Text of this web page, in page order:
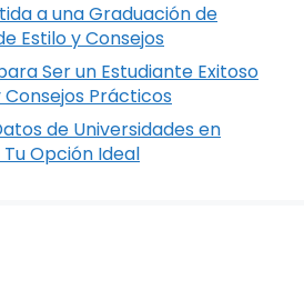
a una Graduación de
Estilo y Consejos
Ser un Estudiante Exitoso
Prácticos
de Universidades en
Opción Ideal